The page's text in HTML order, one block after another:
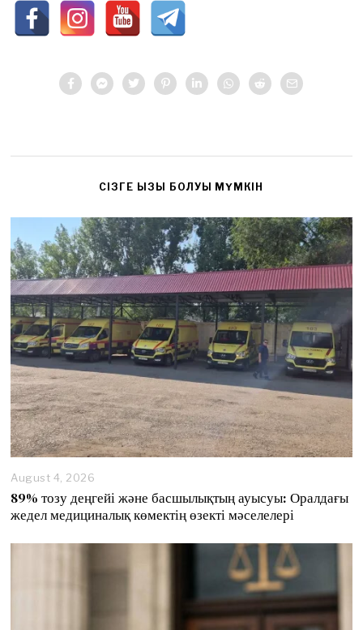
CІЗГЕ ҚЫЗЫҚ БОЛУЫ МҮМКІН
August 4, 2026
89% тозу деңгейі және басшылықтың ауысуы: Оралдағы
жедел медициналық көмектің өзекті мәселелері